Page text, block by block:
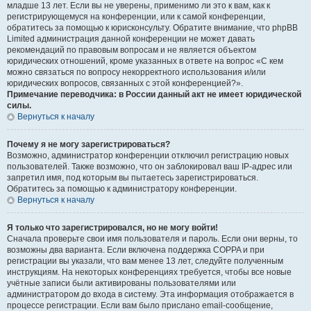
младше 13 лет. Если вы не уверены, применимо ли это к вам, как к
регистрирующемуся на конференции, или к самой конференции,
обратитесь за помощью к юрисконсульту. Обратите внимание, что phpBB
Limited администрация данной конференции не может давать
рекомендаций по правовым вопросам и не является объектом
юридических отношений, кроме указанных в ответе на вопрос «С кем
можно связаться по вопросу некорректного использования и/или
юридических вопросов, связанных с этой конференцией?».
Примечание переводчика: в России данный акт не имеет юридической
силы.
Вернуться к началу
Почему я не могу зарегистрироваться?
Возможно, администратор конференции отключил регистрацию новых
пользователей. Также возможно, что он заблокировал ваш IP-адрес или
запретил имя, под которым вы пытаетесь зарегистрироваться.
Обратитесь за помощью к администратору конференции.
Вернуться к началу
Я только что зарегистрировался, но не могу войти!
Сначала проверьте свои имя пользователя и пароль. Если они верны, то
возможны два варианта. Если включена поддержка COPPA и при
регистрации вы указали, что вам менее 13 лет, следуйте полученным
инструкциям. На некоторых конференциях требуется, чтобы все новые
учётные записи были активированы пользователями или
администратором до входа в систему. Эта информация отображается в
процессе регистрации. Если вам было прислано email-сообщение,